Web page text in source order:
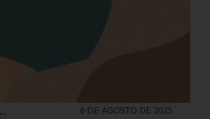
6 DE AGOSTO DE 2025